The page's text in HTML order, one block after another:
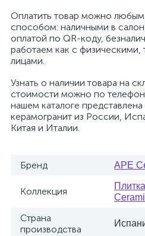
Оплатить товар можно
способом: наличными в
оплатой по QR-коду,
работаем как с
лицами.
Узнать о наличии товара на
стоимости можно по
нашем каталоге
керамогранит из России,
Китая и Италии.
Бренд APE
Коллекция
Страна
производства